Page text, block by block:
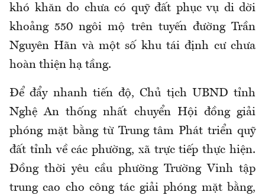
khó khăn do chưa có quỹ đất phục vụ di dời
khoảng 550 ngôi mộ trên tuyến đường Trần
Nguyên Hãn và một số khu tái định cư chưa
hoàn thiện hạ tầng.
Để đẩy nhanh tiến độ, Chủ tịch UBND tỉnh
Nghệ An thống nhất chuyển Hội đồng giải
phóng mặt bằng từ Trung tâm Phát triển quỹ
đất tỉnh về các phường, xã trực tiếp thực hiện.
Đồng thời yêu cầu phường Trường Vinh tập
trung cao cho công tác giải phóng mặt bằng,